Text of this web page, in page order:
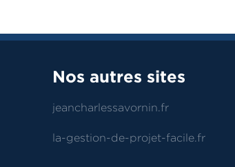
Nos autres sites
jeancharlessavornin.fr
la-gestion-de-projet-facile.fr